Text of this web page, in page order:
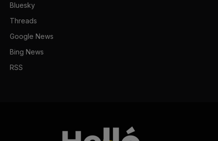
Bluesky
Threads
Google News
Bing News
RSS